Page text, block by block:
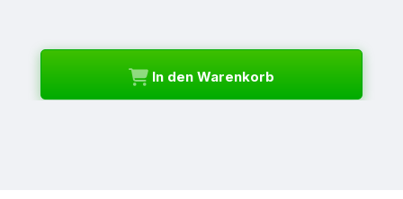
In den Warenkorb